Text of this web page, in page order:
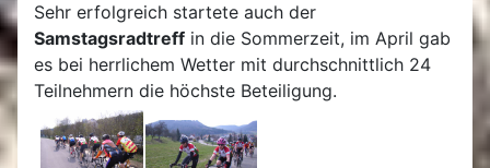
Sehr erfolgreich startete auch der
Samstagsradtreff in die Sommerzeit, im April gab
es bei herrlichem Wetter mit durchschnittlich 24
Teilnehmern die höchste Beteiligung.